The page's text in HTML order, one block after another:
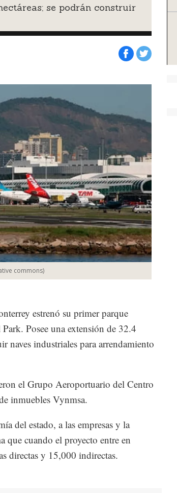
se podrán construir
commons)
estrenó su primer parque
Posee una extensión de 32.4
naves industriales para arrendamiento
el Grupo Aeroportuario del Centro
inmuebles Vynmsa.
del estado, a las empresas y la
que cuando el proyecto entre en
directas y 15,000 indirectas.